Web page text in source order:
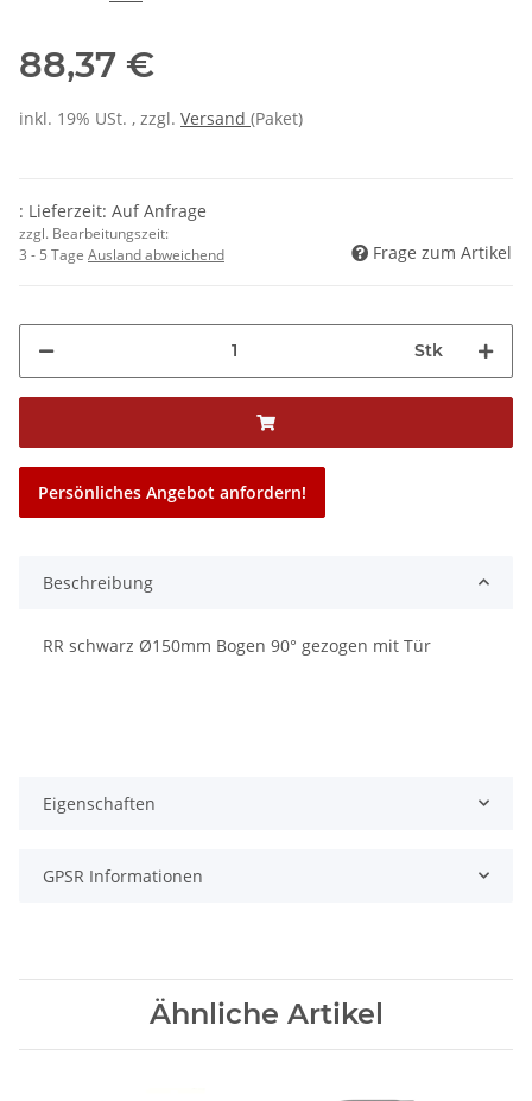
88,37 €
inkl. 19% USt. , zzgl. Versand (Paket)
: Lieferzeit: Auf Anfrage
zzgl. Bearbeitungszeit:
3 - 5 Tage Ausland abweichend Frage zum Artikel
Stk
Persönliches Angebot anfordern!
Beschreibung
RR schwarz Ø150mm Bogen 90° gezogen mit Tür
Eigenschaften
GPSR Informationen
Ähnliche Artikel